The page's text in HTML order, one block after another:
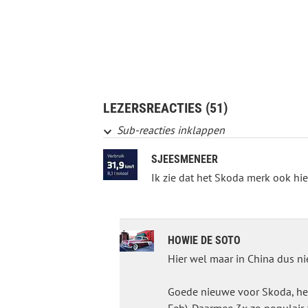
LEZERSREACTIES (51)
Sub-reacties inklappen
SJEESMENEER
Ik zie dat het Skoda merk ook
HOWIE DE SOTO
Hier wel maar in China dus
Goede nieuwe voor Skoda,